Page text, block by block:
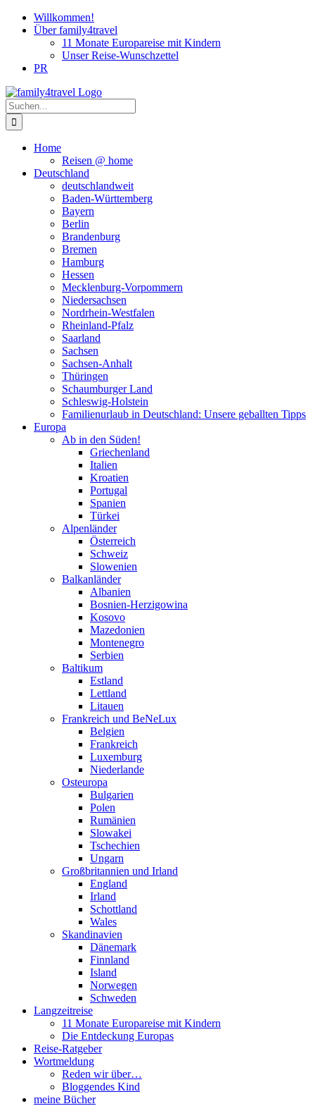
Zum
Inhalt
Willkommen!
Über family4travel
11 Monate Europareise mit Kindern
Unser Reise-Wunschzettel
PR
instagram
facebook
pinterest
Suche
nach:
Home
Reisen @ home
Deutschland
deutschlandweit
Baden-Württemberg
Bayern
Berlin
Brandenburg
Bremen
Hamburg
Hessen
Mecklenburg-Vorpommern
Niedersachsen
Nordrhein-Westfalen
Rheinland-Pfalz
Saarland
Sachsen
Sachsen-Anhalt
Thüringen
Schaumburger Land
Schleswig-Holstein
Familienurlaub in Deutschland: Unsere geballten Tipps
Europa
Ab in den Süden!
Griechenland
Italien
Kroatien
Portugal
Spanien
Türkei
Alpenländer
Österreich
Schweiz
Slowenien
Balkanländer
Albanien
Bosnien-Herzigowina
Kosovo
Mazedonien
Montenegro
Serbien
Baltikum
Estland
Lettland
Litauen
Frankreich und BeNeLux
Belgien
Frankreich
Luxemburg
Niederlande
Osteuropa
Bulgarien
Polen
Rumänien
Slowakei
Tschechien
Ungarn
Großbritannien und Irland
England
Irland
Schottland
Wales
Skandinavien
Dänemark
Finnland
Island
Norwegen
Schweden
Langzeitreise
11 Monate Europareise mit Kindern
Die Entdeckung Europas
Reise-Ratgeber
Wortmeldung
Reden wir über…
Bloggendes Kind
meine Bücher